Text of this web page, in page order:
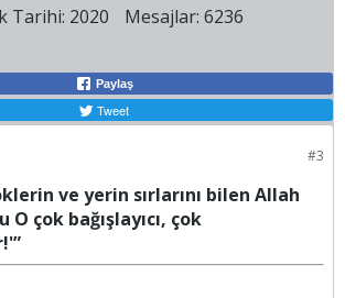
Tarihi: 2020 Mesajlar: 6236
Paylaş
Tweet
#3
ve yerin sırlarını bilen Allah
çok bağışlayıcı, çok